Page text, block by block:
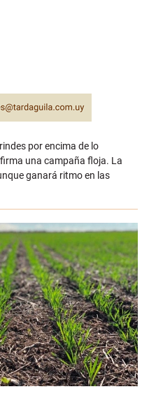
por encima de lo
una campaña floja. La
ganará ritmo en las